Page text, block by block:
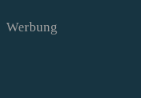
Werbung